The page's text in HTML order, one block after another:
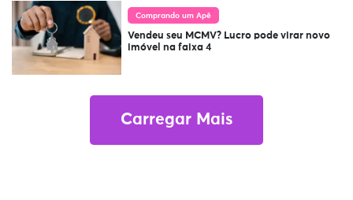
Comprando um Apê
Vendeu seu MCMV? Lucro pode virar novo
imóvel na faixa 4
Carregar Mais